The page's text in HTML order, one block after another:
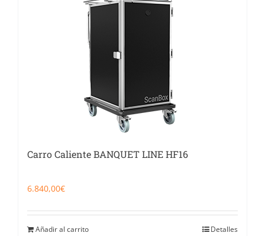
Food Service y Vending
Carro Caliente BANQUET LINE HF16
6.840,00€
Añadir al carrito Detalles